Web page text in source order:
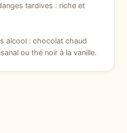
tardives : riche et
alcool : chocolat chaud
ou thé noir à la vanille.